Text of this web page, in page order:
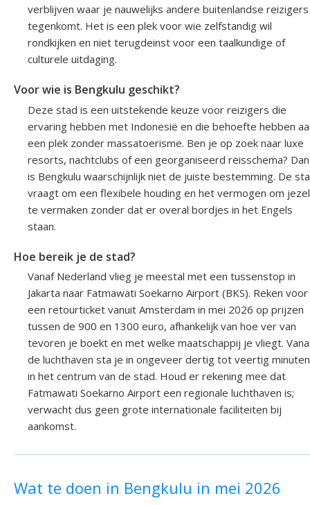
verblijven waar je nauwelijks andere buitenlandse reizigers
tegenkomt. Het is een plek voor wie zelfstandig wil
rondkijken en niet terugdeinst voor een taalkundige of
culturele uitdaging.
Voor wie is Bengkulu geschikt?
Deze stad is een uitstekende keuze voor reizigers die
ervaring hebben met Indonesië en die behoefte hebben
een plek zonder massatoerisme. Ben je op zoek naar luxe
resorts, nachtclubs of een georganiseerd reisschema? Dan
is Bengkulu waarschijnlijk niet de juiste bestemming. De
vraagt om een flexibele houding en het vermogen om
te vermaken zonder dat er overal bordjes in het Engels
staan.
Hoe bereik je de stad?
Vanaf Nederland vlieg je meestal met een tussenstop in
Jakarta naar Fatmawati Soekarno Airport (BKS). Reken voor
een retourticket vanuit Amsterdam in mei 2026 op prijzen
tussen de 900 en 1300 euro, afhankelijk van hoe ver van
tevoren je boekt en met welke maatschappij je vliegt.
de luchthaven sta je in ongeveer dertig tot veertig minuten
in het centrum van de stad. Houd er rekening mee dat
Fatmawati Soekarno Airport een regionale luchthaven is;
verwacht dus geen grote internationale faciliteiten bij
aankomst.
Wat te doen in Bengkulu in mei 2026